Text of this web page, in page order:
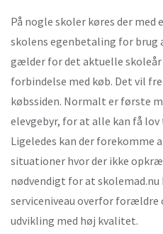
På nogle skoler køres der med
skolens egenbetaling for brug
gælder for det aktuelle
forbindelse med køb. Det vil
købssiden. Normalt er første
elevgebyr, for at alle kan få
Ligeledes kan der forekomme
situationer hvor der ikke
nødvendigt for at
serviceniveau overfor
udvikling med høj kvalitet.